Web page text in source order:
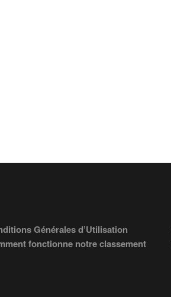
Générales d’Utilisation
fonctionne notre classement